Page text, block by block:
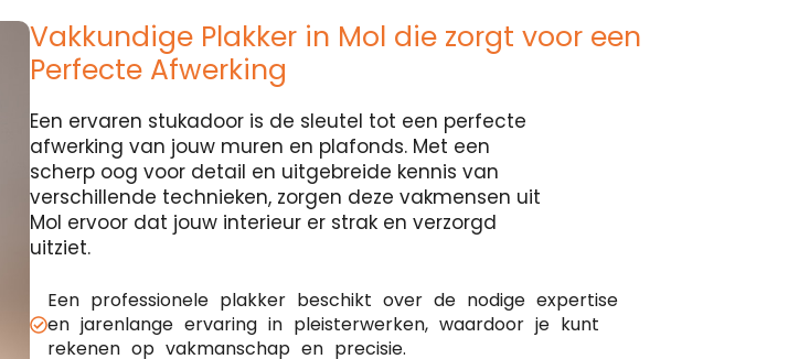
Vakkundige Plakker in Mol die zorgt voor een
Perfecte Afwerking
Een ervaren stukadoor is de sleutel tot een perfecte
afwerking van jouw muren en plafonds. Met een
scherp oog voor detail en uitgebreide kennis van
verschillende technieken, zorgen deze vakmensen uit
Mol ervoor dat jouw interieur er strak en verzorgd
uitziet.
Een professionele plakker beschikt over de nodige expertise
en jarenlange ervaring in pleisterwerken, waardoor je kunt
rekenen op vakmanschap en precisie.